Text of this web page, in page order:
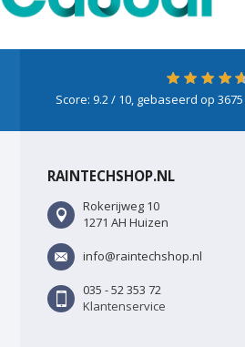
Score: 9.2/ 10, gebaseerd op 3675
RAINTECHSHOP.NL
Rokerijweg 10
1271 AH Huizen
info@raintechshop.nl
035 - 52 353 72
Klantenservice